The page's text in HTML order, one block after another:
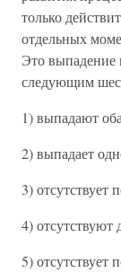
только
отдельных
Это выпадение
следующим
1) выпадают
2) выпадает
3) отсутствует
4) отсутствуют
5) отсутствует